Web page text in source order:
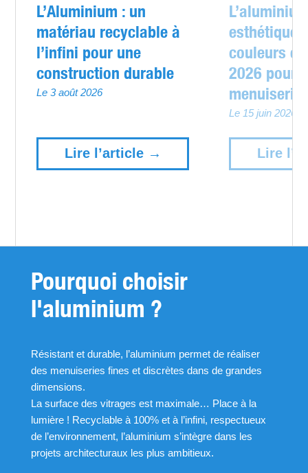
L’Aluminium : un
matériau recyclable à
l’infini pour une
construction durable
Le 3 août 2026
Lire l’article →
esthétique
couleurs et
2026 pour
Le 15 juin 2026
Lire
Pourquoi choisir
l'aluminium ?
Résistant et durable, l’aluminium permet de réaliser
des menuiseries fines et discrètes dans de grandes
dimensions.
La surface des vitrages est maximale… Place à la
lumière ! Recyclable à 100% et à l’infini, respectueux
de l’environnement, l’aluminium s’intègre dans les
projets architecturaux les plus ambitieux.